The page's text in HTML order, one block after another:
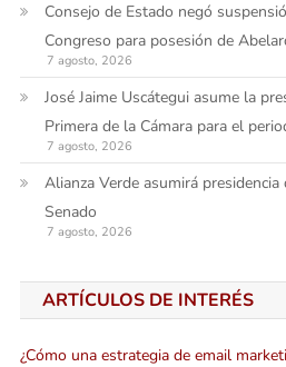
Consejo de Estado negó
Congreso para posesión de
7 agosto, 2026
José Jaime Uscátegui asume la
Primera de la Cámara para el
7 agosto, 2026
Alianza Verde asumirá
Senado
7 agosto, 2026
ARTÍCULOS DE INTERÉS
¿Cómo una estrategia de email